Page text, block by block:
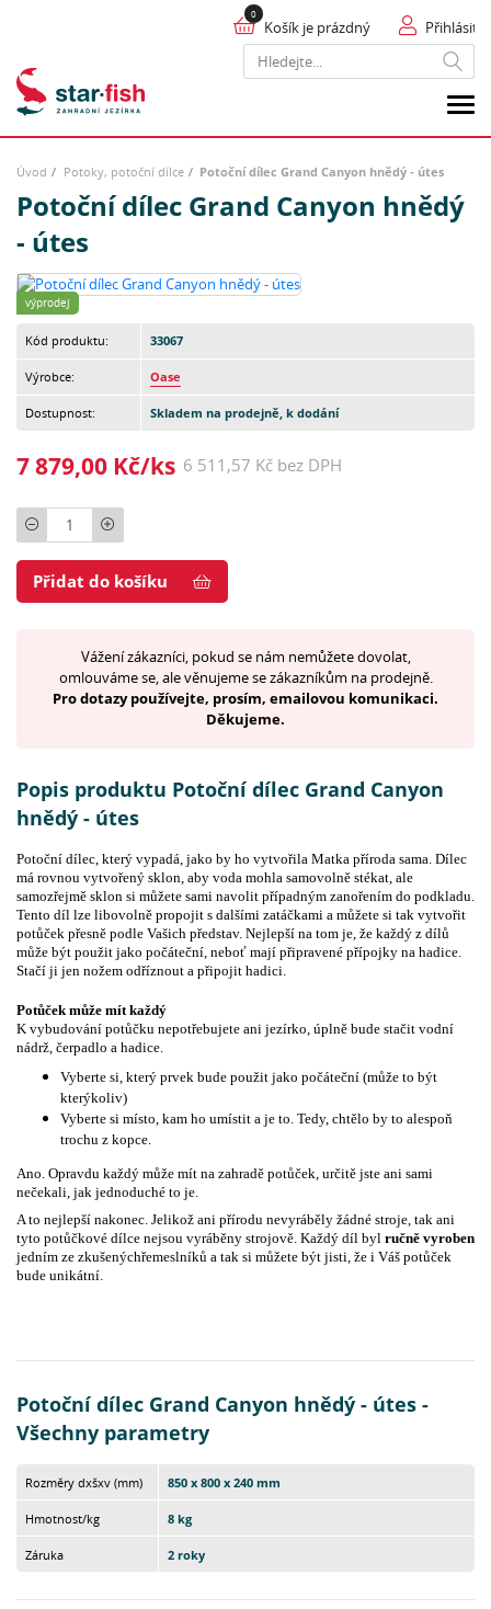
Hledat
Přihlásit
Košík je prázdný
Úvod Potoky, potoční dílce Potoční dílec Grand Canyon hnědý - útes
Potoční dílec Grand Canyon hnědý
- útes
výprodej
Kód produktu: 33067
Výrobce: Oase
Dostupnost: Skladem na prodejně, k dodání
7 879,00 Kč/ks 6 511,57 Kč bez DPH
Počet
Přidat do košíku
Vážení zákazníci, pokud se nám nemůžete dovolat,
omlouváme se, ale věnujeme se zákazníkům na prodejně.
Pro dotazy používejte, prosím, emailovou komunikaci.
Děkujeme.
Popis produktu Potoční dílec Grand Canyon
hnědý - útes
Potoční dílec, který vypadá, jako by ho vytvořila Matka příroda sama. Dílec
má rovnou vytvořený sklon, aby voda mohla samovolně stékat, ale
samozřejmě sklon si můžete sami navolit případným zanořením do podkladu.
Tento díl lze libovolně propojit s dalšími zatáčkami a můžete si tak vytvořit
potůček přesně podle Vašich představ. Nejlepší na tom je, že každý z dílů
může být použit jako počáteční, neboť mají připravené přípojky na hadice.
Stačí ji jen nožem odříznout a připojit hadici.
Potůček může mít každý
K vybudování potůčku nepotřebujete ani jezírko, úplně bude stačit vodní
nádrž, čerpadlo a hadice.
Vyberte si, který prvek bude použit jako počáteční (může to být
kterýkoliv)
Vyberte si místo, kam ho umístit a je to. Tedy, chtělo by to alespoň
trochu z kopce.
Ano. Opravdu každý může mít na zahradě potůček, určitě jste ani sami
nečekali, jak jednoduché to je.
A to nejlepší nakonec. Jelikož ani přírodu nevyráběly žádné stroje, tak ani
tyto potůčkové dílce nejsou vyráběny strojově. Každý díl byl ručně vyroben
jedním ze zkušenýchřemeslníků a tak si můžete být jisti, že i Váš potůček
bude unikátní.
Potoční dílec Grand Canyon hnědý - útes -
Všechny parametry
Rozměry dxšxv (mm) 850 x 800 x 240 mm
Hmotnost/kg 8 kg
Záruka 2 roky